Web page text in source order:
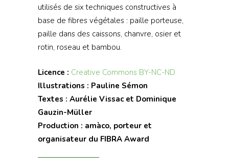
utilisés de six techniques constructives à
base de fibres végétales : paille porteuse,
paille dans des caissons, chanvre, osier et
rotin, roseau et bambou.
Licence : Creative Commons BY-NC-ND
Illustrations : Pauline Sémon
Textes : Aurélie Vissac et Dominique
Gauzin-Müller
Production : amàco, porteur et
organisateur du FIBRA Award